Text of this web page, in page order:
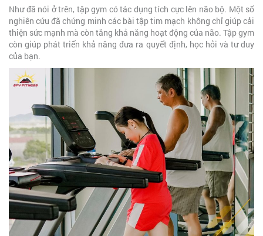
Như đã nói ở trên, tập gym có tác dụng tích cực lên não bộ. Một số
nghiên cứu đã chứng minh các bài tập tim mạch không chỉ giúp cải
thiện sức mạnh mà còn tăng khả năng hoạt động của não. Tập gym
còn giúp phát triển khả năng đưa ra quyết định, học hỏi và tư duy
của bạn.